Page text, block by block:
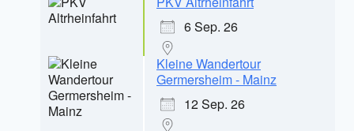
6 Sep. 26
Kleine Wandertour
Germersheim - Mainz
12 Sep. 26